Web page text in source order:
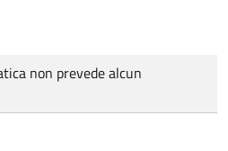
non prevede alcun